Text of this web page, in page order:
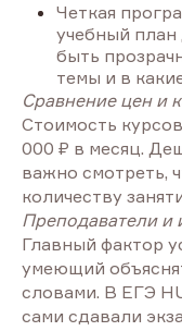
Четкая
учебный
быть
темы и в
Сравнение цен и
Стоимость
000 ₽ в месяц.
важно смотреть,
количеству
Преподаватели и
Главный фактор
умеющий
словами. В ЕГЭ
сами сдавали